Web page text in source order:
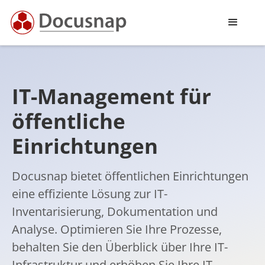
IT-Management für
öffentliche
Einrichtungen
Docusnap bietet öffentlichen Einrichtungen
eine effiziente Lösung zur IT-
Inventarisierung, Dokumentation und
Analyse. Optimieren Sie Ihre Prozesse,
behalten Sie den Überblick über Ihre IT-